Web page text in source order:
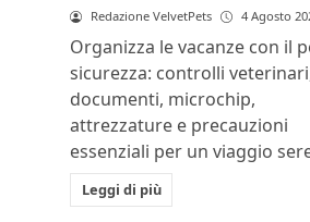
Redazione VelvetPets 4 Agosto
Organizza le vacanze con il
sicurezza: controlli
documenti, microchip,
attrezzature e precauzioni
essenziali per un viaggio
Leggi di più